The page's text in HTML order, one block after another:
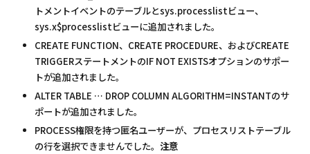
トメントイベントのテーブルとsys.processlistビュー、
sys.x$processlistビューに追加されました。
CREATE FUNCTION、CREATE PROCEDURE、およびCREATE
TRIGGERステートメントのIF NOT EXISTSオプションのサポー
トが追加されました。
ALTER TABLE … DROP COLUMN ALGORITHM=INSTANTのサ
ポートが追加されました。
PROCESS権限を持つ匿名ユーザーが、プロセスリストテーブル
の行を選択できませんでした。 注意